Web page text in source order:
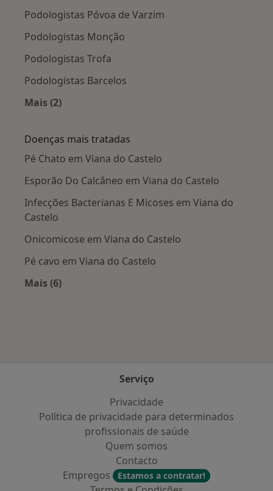
Podologistas Póvoa de Varzim
Podologistas Monção
Podologistas Trofa
Podologistas Barcelos
Mais (2)
Doenças mais tratadas
Pé Chato em Viana do Castelo
Esporão Do Calcâneo em Viana do Castelo
Infecções Bacterianas E Micoses em Viana do
Castelo
Onicomicose em Viana do Castelo
Pé cavo em Viana do Castelo
Mais (6)
Serviço
Privacidade
Política de privacidade para determinados
profissionais de saúde
Quem somos
Contacto
Empregos
Estamos a contratar!